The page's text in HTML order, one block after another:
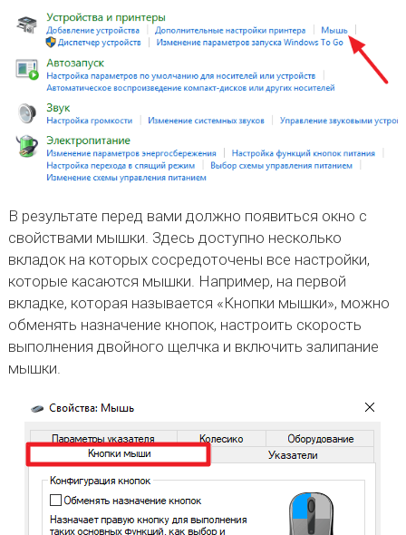
В результате перед вами должно появиться окно с
свойствами мышки. Здесь доступно несколько
вкладок на которых сосредоточены все настройки,
которые касаются мышки. Например, на первой
вкладке, которая называется «Кнопки мышки», можно
обменять назначение кнопок, настроить скорость
выполнения двойного щелчка и включить залипание
мышки.